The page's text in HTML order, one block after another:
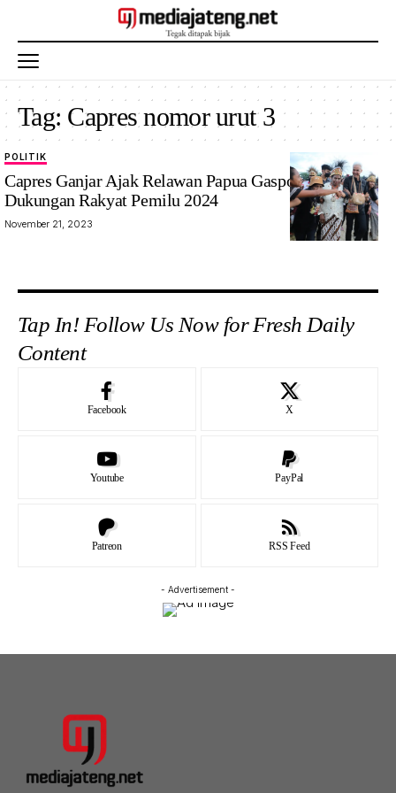
Tag: Capres nomor urut 3
Capres nomor
urut 3 Ganjar
saat berada di
Jayapura,
POLITIK
Capres Ganjar Ajak Relawan Papua Gaspol Raih
Dukungan Rakyat Pemilu 2024
November 21, 2023
Tap In! Follow Us Now for Fresh Daily
Content
Facebook X
Youtube PayPal
Patreon RSS Feed
- Advertisement -